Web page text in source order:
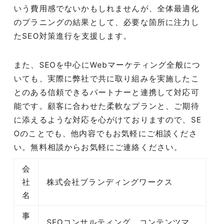
いう費用感でないかもしれませんが、全体最適化
のプラニングの結果として、必要な箇所に注力し
たSEO対策進行を支援します。
また、SEOを中心にWebマーケティング全般につ
いても、実際に弊社で共に取り組みを実施したこ
とのある信頼できるパートナーと連携して対応可
能です。顧客に合わせた柔軟なプランと、ご期待
に添えるような対応を心がけておりますので、SE
Oのことでも、他内容でもお気軽にご相談くださ
い。無料相談からお気軽にご連絡ください。
会
社
名
株式会社ブランディングワークス
事